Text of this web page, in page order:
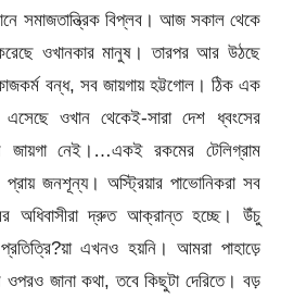
সমাজতান্ত্রিক বিপ্লব। আজ সকাল থেকে
ওখানকার মানুষ। তারপর আর উঠছে
বন্ধ, সব জায়গায় হট্টগোল। ঠিক এক
ওখান থেকেই-সারা দেশ ধ্বংসের
জায়গা নেই।…একই রকমের টেলিগ্রাম
জনশূন্য। অস্ট্রিয়ার পাভোনিকরা সব
অধিবাসীরা দ্রুত আক্রান্ত হচ্ছে। উঁচু
এখনও হয়নি। আমরা পাহাড়ে
জানা কথা, তবে কিছুটা দেরিতে। বড়